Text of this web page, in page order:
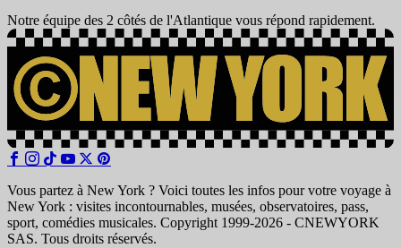
Notre équipe des 2 côtés de l'Atlantique vous répond rapidement.
Vous partez à New York ? Voici toutes les infos pour votre voyage à
New York : visites incontournables, musées, observatoires, pass,
sport, comédies musicales. Copyright 1999-2026 - CNEWYORK
SAS. Tous droits réservés.